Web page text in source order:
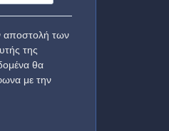
αποστολή των
της
θα
με την